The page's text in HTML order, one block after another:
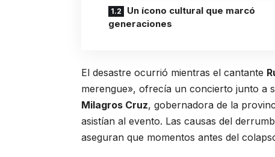
Un ícono cultural que marcó
generaciones
El desastre ocurrió mientras el cantante
merengue», ofrecía un concierto junto a
Milagros Cruz, gobernadora de la
asistían al evento. Las causas del
aseguran que momentos antes del